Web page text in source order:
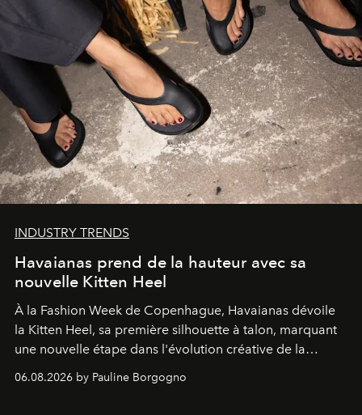
INDUSTRY TRENDS
Havaianas prend de la hauteur avec sa
nouvelle Kitten Heel
À la Fashion Week de Copenhague, Havaianas dévoile
la Kitten Heel, sa première silhouette à talon, marquant
une nouvelle étape dans l'évolution créative de la
06.08.2026 by Pauline Borgogno